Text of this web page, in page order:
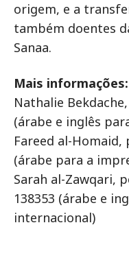
origem, e a
também doentes
Sanaa.
Mais informações:
Nathalie
(árabe e inglês
Fareed al-Homaid,
(árabe para a
Sarah al-Zawqari,
138353 (árabe e
internacional)